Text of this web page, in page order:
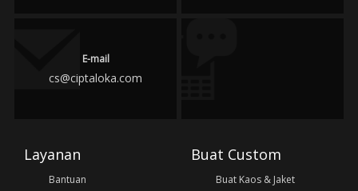
E-mail
cs@ciptaloka.com
Layanan
Bantuan
Buat Custom
Buat Kaos & Jaket